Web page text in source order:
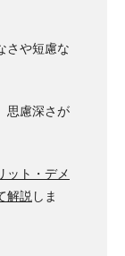
さや短慮な
思慮深さが
ット・デメ
解説しま